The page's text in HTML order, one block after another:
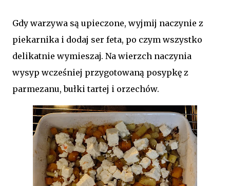
Gdy warzywa są upieczone, wyjmij naczynie z
piekarnika i dodaj ser feta, po czym wszystko
delikatnie wymieszaj. Na wierzch naczynia
wysyp wcześniej przygotowaną posypkę z
parmezanu, bułki tartej i orzechów.